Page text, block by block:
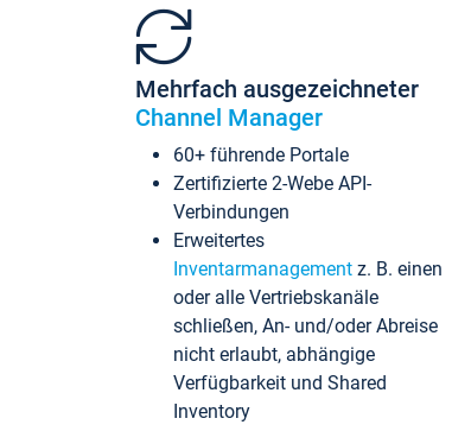
Mehrfach ausgezeichneter
Channel Manager
60+ führende Portale
Zertifizierte 2-Webe API-
Verbindungen
Erweitertes
Inventarmanagement z. B. einen
oder alle Vertriebskanäle
schließen, An- und/oder Abreise
nicht erlaubt, abhängige
Verfügbarkeit und Shared
Inventory